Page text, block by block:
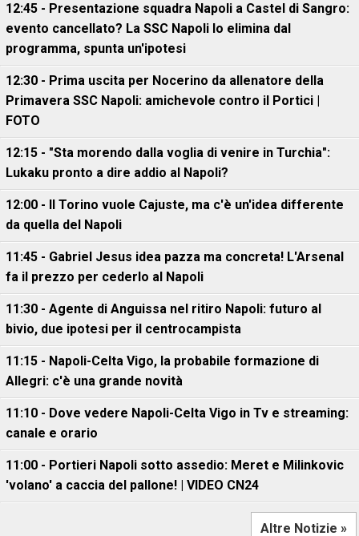
12:45 - Presentazione squadra Napoli a Castel di Sangro:
evento cancellato? La SSC Napoli lo elimina dal
programma, spunta un'ipotesi
12:30 - Prima uscita per Nocerino da allenatore della
Primavera SSC Napoli: amichevole contro il Portici |
FOTO
12:15 - "Sta morendo dalla voglia di venire in Turchia":
Lukaku pronto a dire addio al Napoli?
12:00 - Il Torino vuole Cajuste, ma c'è un'idea differente
da quella del Napoli
11:45 - Gabriel Jesus idea pazza ma concreta! L'Arsenal
fa il prezzo per cederlo al Napoli
11:30 - Agente di Anguissa nel ritiro Napoli: futuro al
bivio, due ipotesi per il centrocampista
11:15 - Napoli-Celta Vigo, la probabile formazione di
Allegri: c'è una grande novità
11:10 - Dove vedere Napoli-Celta Vigo in Tv e streaming:
canale e orario
11:00 - Portieri Napoli sotto assedio: Meret e Milinkovic
'volano' a caccia del pallone! | VIDEO CN24
Altre Notizie »